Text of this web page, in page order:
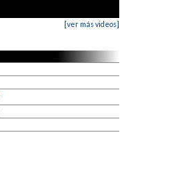
[ver más videos]